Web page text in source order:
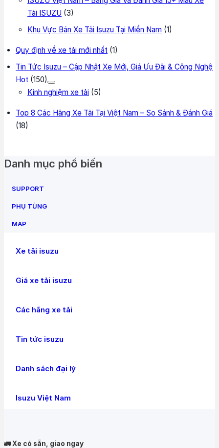
Tải ISUZU (3)
Khu Vực Bán Xe Tải Isuzu Tại Miền Nam (1)
Quy định về xe tải mới nhất (1)
Tin Tức Isuzu – Cập Nhật Xe Mới, Giá Ưu Đãi & Công Nghệ
Hot (150)
Kinh nghiệm xe tải (5)
Top 8 Các Hãng Xe Tải Tại Việt Nam – So Sánh & Đánh Giá
(18)
Danh mục phổ biến
SUPPORT
PHỤ TÙNG
MAP
Xe tải isuzu
Giá xe tải isuzu
Các hãng xe tải
Tin tức isuzu
Danh sách đại lý
Isuzu Việt Nam
🚛 Xe có sẵn, giao ngay